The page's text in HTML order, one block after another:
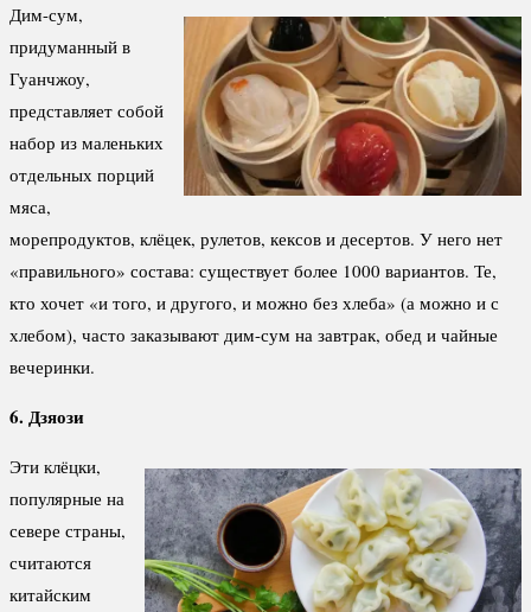
Дим-сум,
придуманный в
Гуанчжоу,
представляет собой
набор из маленьких
отдельных порций
мяса,
морепродуктов, клёцек, рулетов, кексов и десертов. У него нет
«правильного» состава: существует более 1000 вариантов. Те,
кто хочет «и того, и другого, и можно без хлеба» (а можно и с
хлебом), часто заказывают дим-сум на завтрак, обед и чайные
вечеринки.
6. Дзяози
Эти клёцки,
популярные на
севере страны,
считаются
китайским